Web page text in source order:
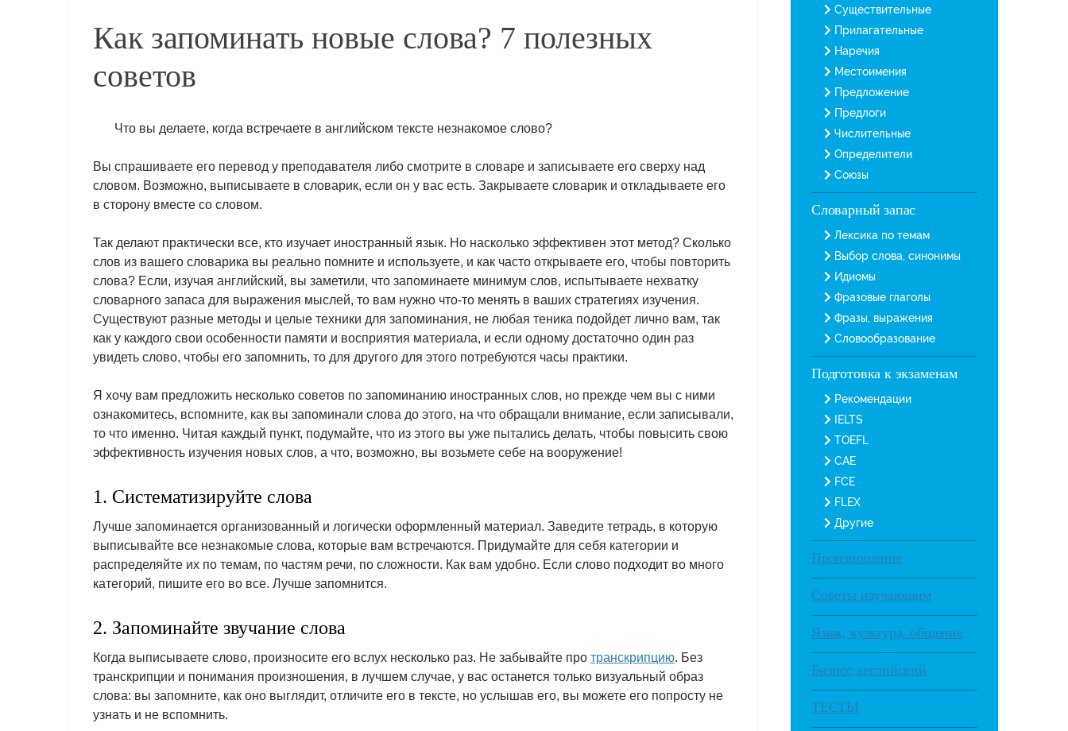
Как запоминать новые слова? 7 полезных
советов
Что вы делаете, когда встречаете в английском тексте незнакомое слово?
Вы спрашиваете его перевод у преподавателя либо смотрите в словаре и записываете его сверху над
словом. Возможно, выписываете в словарик, если он у вас есть. Закрываете словарик и откладываете его
в сторону вместе со словом.
Так делают практически все, кто изучает иностранный язык. Но насколько эффективен этот метод? Сколько
слов из вашего словарика вы реально помните и используете, и как часто открываете его, чтобы повторить
слова? Если, изучая английский, вы заметили, что запоминаете минимум слов, испытываете нехватку
словарного запаса для выражения мыслей, то вам нужно что-то менять в ваших стратегиях изучения.
Существуют разные методы и целые техники для запоминания, не любая теника подойдет лично вам, так
как у каждого свои особенности памяти и восприятия материала, и если одному достаточно один раз
увидеть слово, чтобы его запомнить, то для другого для этого потребуются часы практики.
Я хочу вам предложить несколько советов по запоминанию иностранных слов, но прежде чем вы с ними
ознакомитесь, вспомните, как вы запоминали слова до этого, на что обращали внимание, если записывали,
то что именно. Читая каждый пункт, подумайте, что из этого вы уже пытались делать, чтобы повысить свою
эффективность изучения новых слов, а что, возможно, вы возьмете себе на вооружение!
1. Систематизируйте слова
Лучше запоминается организованный и логически оформленный материал. Заведите тетрадь, в которую
выписывайте все незнакомые слова, которые вам встречаются. Придумайте для себя категории и
распределяйте их по темам, по частям речи, по сложности. Как вам удобно. Если слово подходит во много
категорий, пишите его во все. Лучше запомнится.
2. Запоминайте звучание слова
Когда выписываете слово, произносите его вслух несколько раз. Не забывайте про транскрипцию. Без
транскрипции и понимания произношения, в лучшем случае, у вас останется только визуальный образ
слова: вы запомните, как оно выглядит, отличите его в тексте, но услышав его, вы можете его попросту не
узнать и не вспомнить.
Существительные
Прилагательные
Наречия
Местоимения
Предложение
Предлоги
Числительные
Определители
Союзы
Словарный запас
Лексика по темам
Выбор слова, синонимы
Идиомы
Фразовые глаголы
Фразы, выражения
Словообразование
Подготовка к экзаменам
Рекомендации
IELTS
TOEFL
CAE
FCE
FLEX
Другие
Произношение
Советы изучающим
Язык, культура, общение
Бизнес английский
ТЕСТЫ